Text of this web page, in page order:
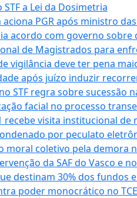
a Lei da Dosimetria
PGR após ministro
acordo com governo
de Magistrados para
vigilância deve ter pena
após juízo induzir
STF regra sobre sucessão
facial no processo
recebe visita institucional de
por peculato
moral coletivo pela
da SAF do Vasco e
destinam 30% dos
poder monocrático no